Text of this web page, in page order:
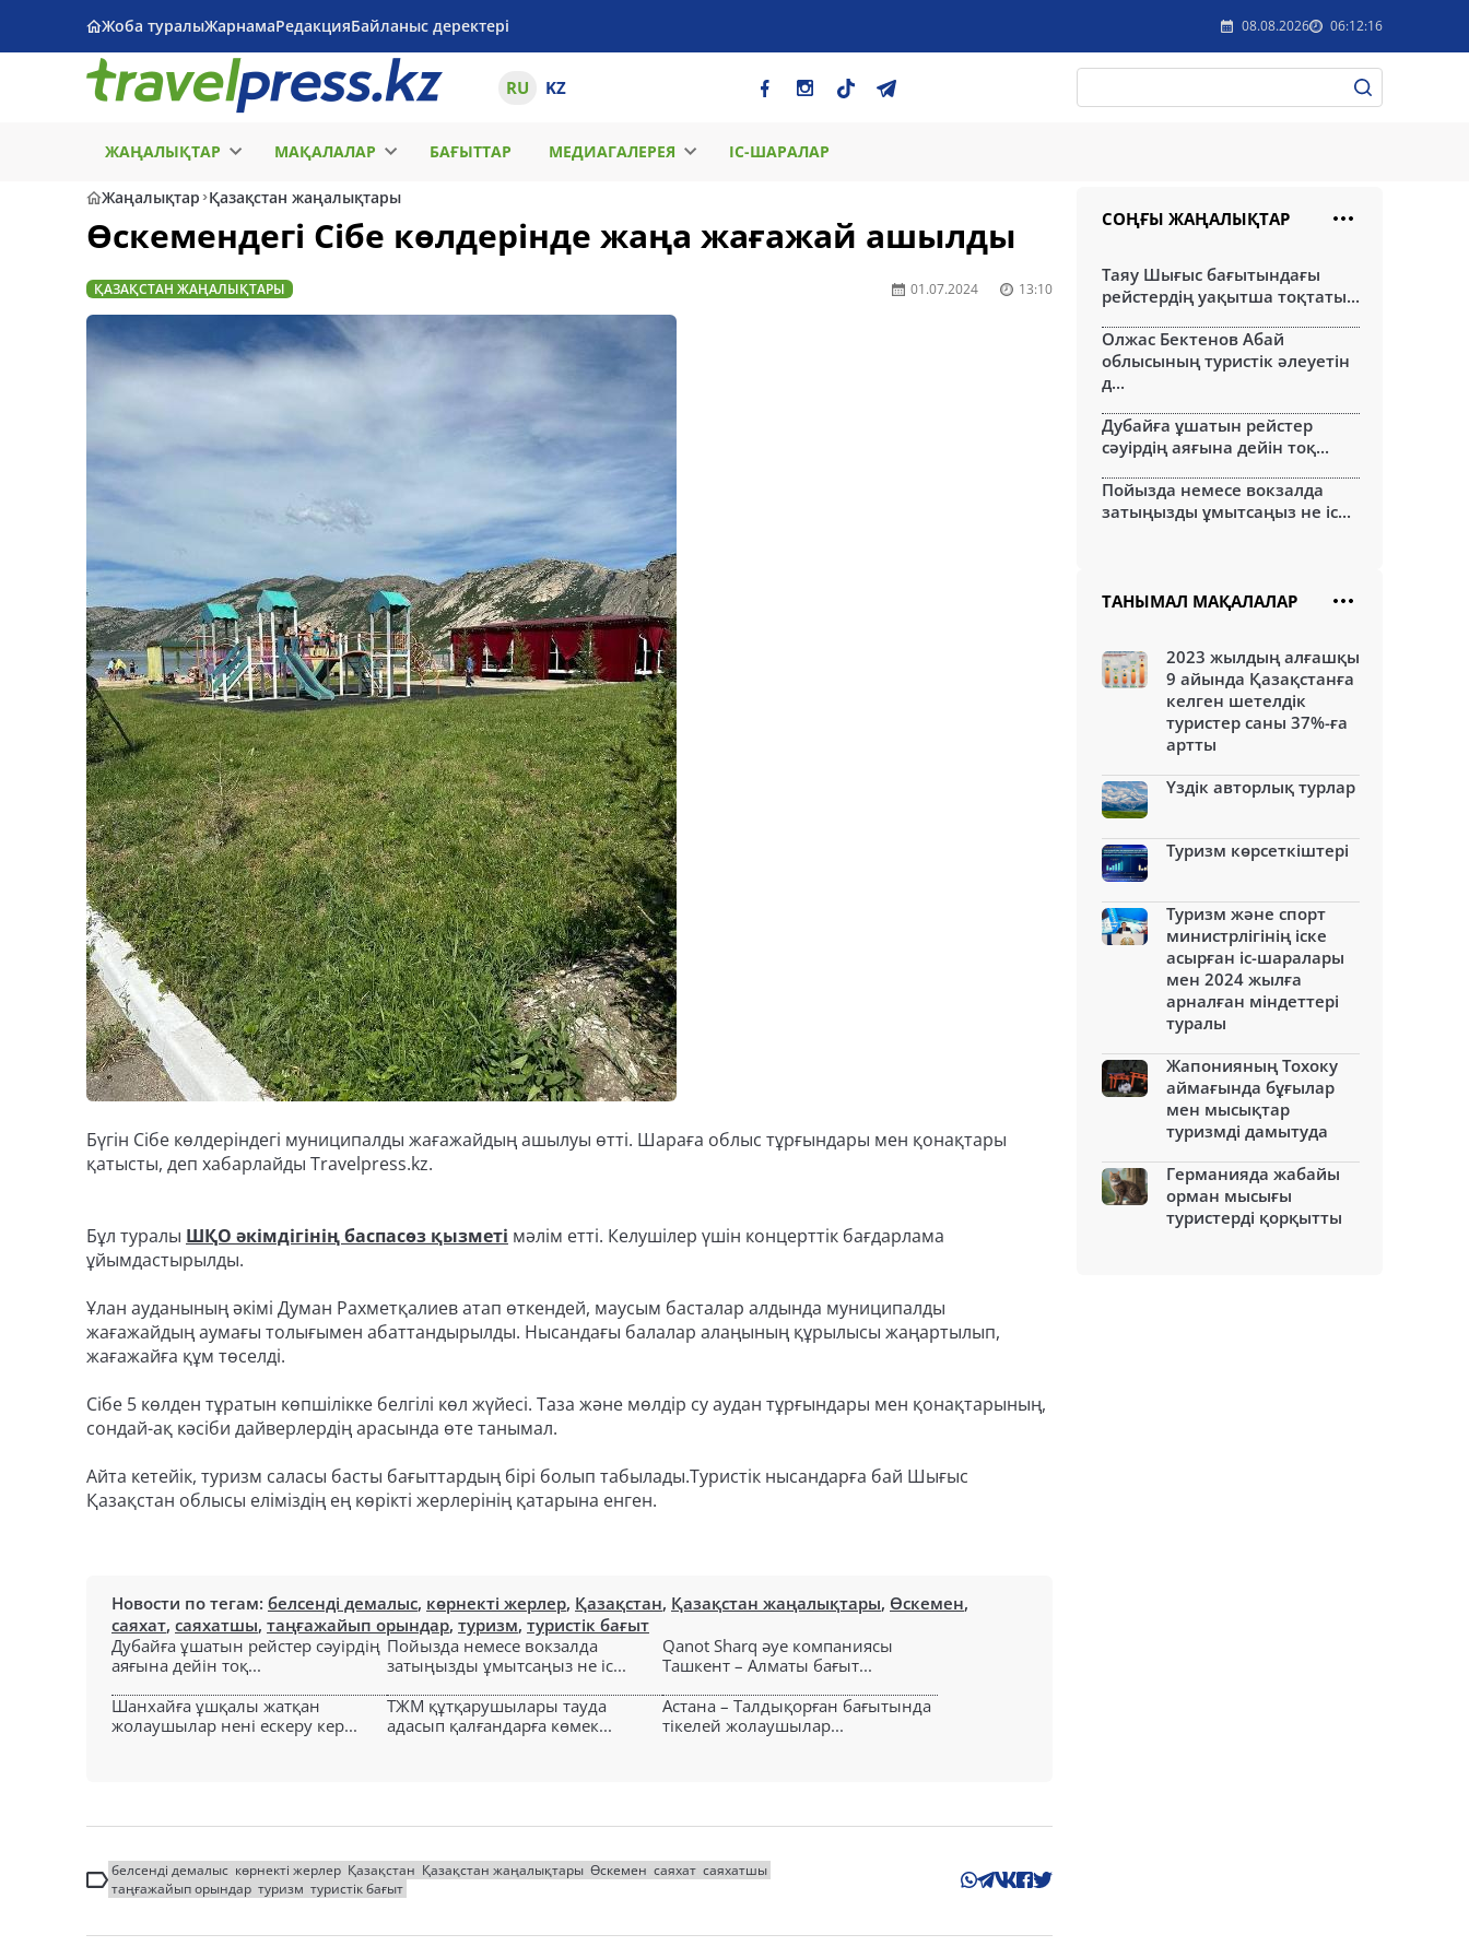
Жоба туралыЖарнамаРедакцияБайланыс деректері 08.08.2026 06:12:16
RU KZ
ЖАҢАЛЫҚТАР МАҚАЛАЛАР БАҒЫТТАР МЕДИАГАЛЕРЕЯ ІС-ШАРАЛАР
Жаңалықтар Қазақстан жаңалықтары
Өскемендегі Сібе көлдерінде жаңа жағажай ашылды
ҚАЗАҚСТАН ЖАҢАЛЫҚТАРЫ 01.07.2024 13:10
Бүгін Сібе көлдеріндегі муниципалды жағажайдың ашылуы өтті. Шараға облыс тұрғындары мен қонақтары
қатысты, деп хабарлайды Travelpress.kz.
Бұл туралы ШҚО әкімдігінің баспасөз қызметі мәлім етті. Келушілер үшін концерттік бағдарлама
ұйымдастырылды.
Ұлан ауданының әкімі Думан Рахметқалиев атап өткендей, маусым басталар алдында муниципалды
жағажайдың аумағы толығымен абаттандырылды. Нысандағы балалар алаңының құрылысы жаңартылып,
жағажайға құм төселді.
Сібе 5 көлден тұратын көпшілікке белгілі көл жүйесі. Таза және мөлдір су аудан тұрғындары мен қонақтарының,
сондай-ақ кәсіби дайверлердің арасында өте танымал.
Айта кетейік, туризм саласы басты бағыттардың бірі болып табылады.Туристік нысандарға бай Шығыс
Қазақстан облысы еліміздің ең көрікті жерлерінің қатарына енген.
Новости по тегам: белсенді демалыс, көрнекті жерлер, Қазақстан, Қазақстан жаңалықтары, Өскемен,
саяхат, саяхатшы, таңғажайып орындар, туризм, туристік бағыт
Дубайға ұшатын рейстер сәуірдің
аяғына дейін тоқ...
Пойызда немесе вокзалда
затыңызды ұмытсаңыз не іс...
Qanot Sharq әуе компаниясы
Ташкент – Алматы бағыт...
Шанхайға ұшқалы жатқан
жолаушылар нені ескеру кер...
ТЖМ құтқарушылары тауда
адасып қалғандарға көмек...
Астана – Талдықорған бағытында
тікелей жолаушылар...
белсенді демалыс көрнекті жерлер Қазақстан Қазақстан жаңалықтары Өскемен саяхат саяхатшы
таңғажайып орындар туризм туристік бағыт
СОҢҒЫ ЖАҢАЛЫҚТАР
Таяу Шығыс бағытындағы
рейстердің уақытша тоқтаты...
Олжас Бектенов Абай
облысының туристік әлеуетін
д...
Дубайға ұшатын рейстер
сәуірдің аяғына дейін тоқ...
Пойызда немесе вокзалда
затыңызды ұмытсаңыз не іс...
ТАНЫМАЛ МАҚАЛАЛАР
2023 жылдың алғашқы
9 айында Қазақстанға
келген шетелдік
туристер саны 37%-ға
артты
Үздік авторлық турлар
Туризм көрсеткіштері
Туризм және спорт
министрлігінің іске
асырған іс-шаралары
мен 2024 жылға
арналған міндеттері
туралы
Жапонияның Тохоку
аймағында бұғылар
мен мысықтар
туризмді дамытуда
Германияда жабайы
орман мысығы
туристерді қорқытты